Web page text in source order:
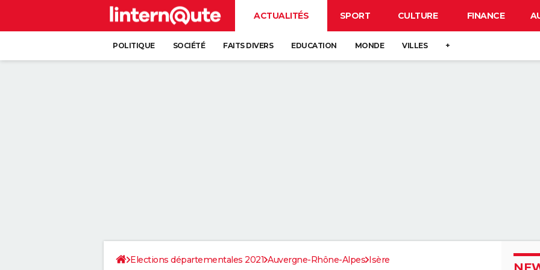
ACTUALITÉS SPORT CULTURE FINANCE
POLITIQUE SOCIÉTÉ FAITS DIVERS EDUCATION MONDE VILLES +
Elections départementales 2021 Auvergne-Rhône-Alpes Isère